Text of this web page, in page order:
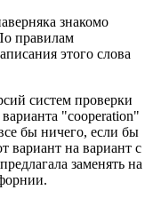
знакомо
правилам
этого слова
систем проверки
"cooperation"
бы ничего, если бы
вариант на вариант с
заменять на